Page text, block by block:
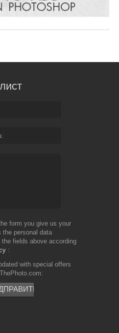
form you give us your
the personal data
fields above according
with special offers